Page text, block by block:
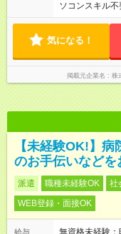
ソコンスキル不
気になる！
掲載元企業名 株
【未経験OK!】
のお手伝いなどを
派遣 職種未経験OK 社
WEB登録・面接OK
給与
無資格未経験